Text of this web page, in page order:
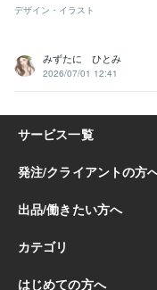
デザイン・イラスト
みずたに ひとみ
2026/07/01 12:41